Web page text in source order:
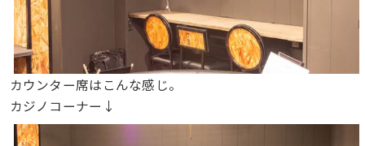
カウンター席はこんな感じ。
カジノコーナー↓